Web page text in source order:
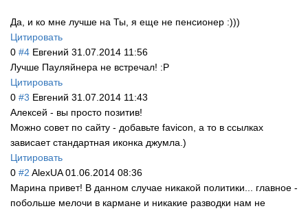
Да, и ко мне лучше на Ты, я еще не пенсионер :)))
Цитировать
0 #4 Евгений 31.07.2014 11:56
Лучше Пауляйнера не встречал! :P
Цитировать
0 #3 Евгений 31.07.2014 11:43
Алексей - вы просто позитив!
Можно совет по сайту - добавьте favicon, а то в ссылках
зависает стандартная иконка джумла.)
Цитировать
0 #2 AlexUA 01.06.2014 08:36
Марина привет! В данном случае никакой политики... главное -
побольше мелочи в кармане и никакие разводки нам не